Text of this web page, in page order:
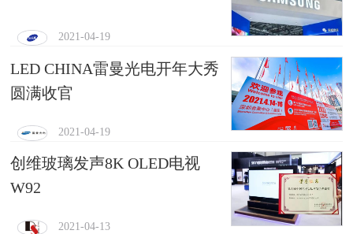
2021-04-19
LED CHINA雷曼光电开年大秀
圆满收官
2021-04-19
创维玻璃发声8K OLED电视
W92
2021-04-13